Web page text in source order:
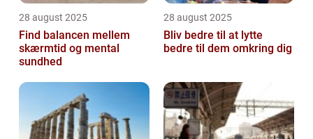
28 august 2025
Find balancen mellem
skærmtid og mental
sundhed
28 august 2025
Bliv bedre til at lytte
bedre til dem omkring dig